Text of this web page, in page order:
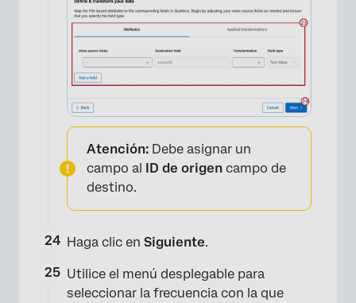
×
Atención: Debe asignar un
campo al ID de origen campo de
destino.
Haga clic en Siguiente.
Utilice el menú desplegable para
seleccionar la frecuencia con la que